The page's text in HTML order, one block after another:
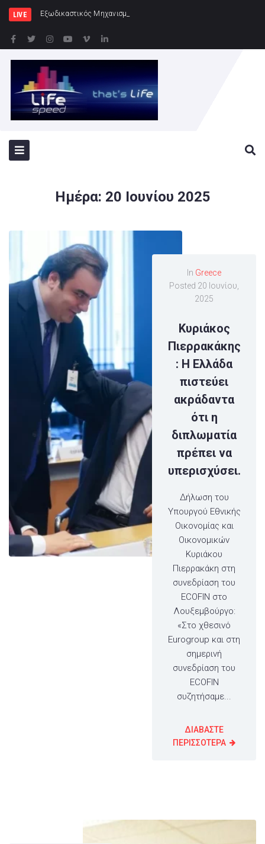
LIVE Εξωδικαστικός Μηχανισμός: Άνω των 20 δισ. ευρ
Ημέρα: 20 Ιουνίου 2025
In Greece
Posted 20 Ιουνίου,
2025
Κυριάκος
Πιερρακάκης
: Η Ελλάδα
πιστεύει
ακράδαντα
ότι η
διπλωματία
πρέπει να
υπερισχύσει.
Δήλωση του
Υπουργού Εθνικής
Οικονομίας και
Οικονομικών
Κυριάκου
Πιερρακάκη στη
συνεδρίαση του
ECOFIN στο
Λουξεμβούργο:
«Στο χθεσινό
Eurogroup και στη
σημερινή
συνεδρίαση του
ECOFIN
συζητήσαμε...
ΔΙΑΒΑΣΤΕ
ΠΕΡΙΣΣΟΤΕΡΑ